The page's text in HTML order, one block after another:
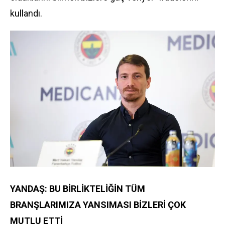
kullandı.
YANDAŞ: BU BİRLİKTELİĞİN TÜM
BRANŞLARIMIZA YANSIMASI BİZLERİ ÇOK
MUTLU ETTİ